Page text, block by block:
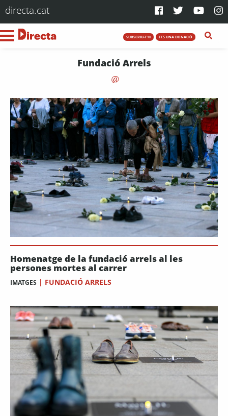
directa.cat
SUBSCRIU-T'HI FES UNA DONACIÓ
Fundació Arrels
Homenatge de la fundació arrels al les
persones mortes al carrer
IMATGES | FUNDACIÓ ARRELS